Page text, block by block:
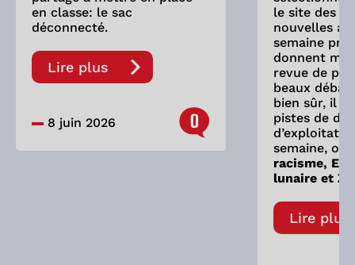
en classe: le sac
déconnecté.
Lire plus
8 juin 2026 0
le site des
nouvelles
semaine
donnent
revue de
beaux
bien sûr, il
pistes de
semaine, on
racisme,
lunaire et
Lire plus